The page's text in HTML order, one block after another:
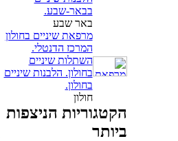
בבאר-שבע.
באר שבע
מרפאת שיניים בחולון
המרכז הדנטלי.
השתלות שיניים
בחולון. הלבנות שיניים
בחולון.
חולון
הקטגוריות הניצפות
ביותר